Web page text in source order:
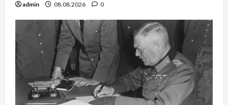
admin 08.08.2026 0